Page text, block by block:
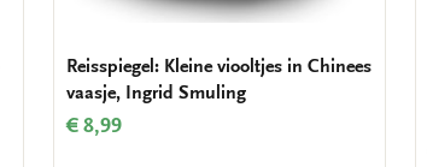
Reisspiegel: Kleine viooltjes in Chinees
vaasje, Ingrid Smuling
€ 8,99